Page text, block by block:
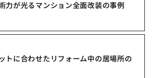
力が光るマンション全面改装の事例
トに合わせたリフォーム中の居場所の